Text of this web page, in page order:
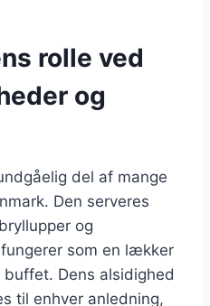
rolle ved
og
del af mange
Den serveres
og
som en lækker
Dens alsidighed
til enhver anledning,